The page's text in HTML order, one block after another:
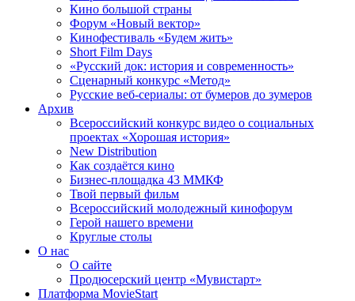
Кино большой страны
Форум «Новый вектор»
Кинофестиваль «Будем жить»
Short Film Days
«Русский док: история и современность»
Сценарный конкурс «Метод»
Русские веб-сериалы: от бумеров до зумеров
Архив
Всероссийский конкурс видео о социальных
проектах «Хорошая история»
New Distribution
Как создаётся кино
Бизнес-площадка 43 ММКФ
Твой первый фильм
Всероссийский молодежный кинофорум
Герой нашего времени
Круглые столы
О нас
О сайте
Продюсерский центр «Мувистарт»
Платформа MovieStart